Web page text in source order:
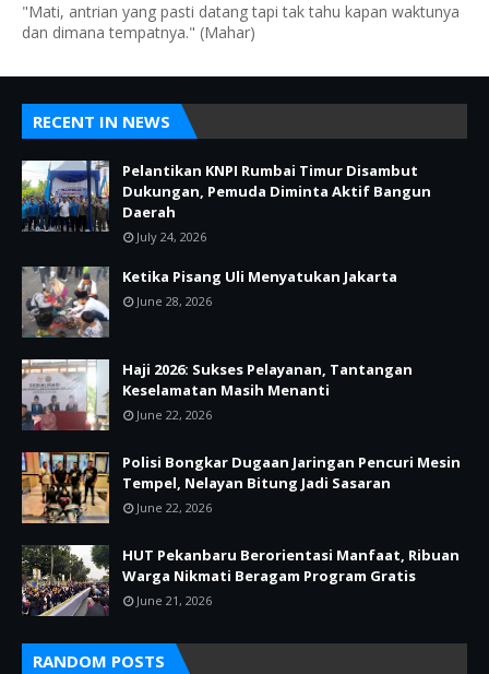
"Mati, antrian yang pasti datang tapi tak tahu kapan waktunya
dan dimana tempatnya." (Mahar)
RECENT IN NEWS
Pelantikan KNPI Rumbai Timur Disambut
Dukungan, Pemuda Diminta Aktif Bangun
Daerah
July 24, 2026
Ketika Pisang Uli Menyatukan Jakarta
June 28, 2026
Haji 2026: Sukses Pelayanan, Tantangan
Keselamatan Masih Menanti
June 22, 2026
Polisi Bongkar Dugaan Jaringan Pencuri Mesin
Tempel, Nelayan Bitung Jadi Sasaran
June 22, 2026
HUT Pekanbaru Berorientasi Manfaat, Ribuan
Warga Nikmati Beragam Program Gratis
June 21, 2026
RANDOM POSTS